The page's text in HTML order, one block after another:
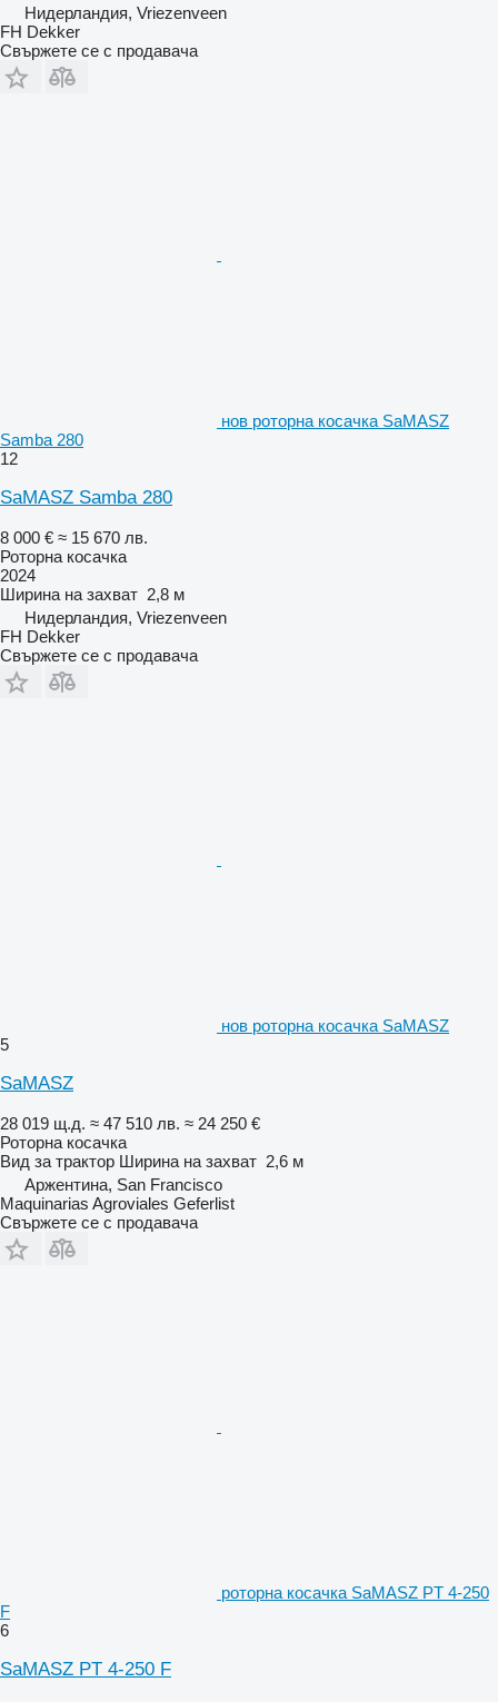
Нидерландия, Vriezenveen
FH Dekker
Свържете се с продавача
нов роторна косачка SaMASZ
Samba 280
12
SaMASZ Samba 280
8 000 € ≈ 15 670 лв.
Роторна косачка
2024
Ширина на захват 2,8 м
Нидерландия, Vriezenveen
FH Dekker
Свържете се с продавача
нов роторна косачка SaMASZ
5
SaMASZ
28 019 щ.д. ≈ 47 510 лв. ≈ 24 250 €
Роторна косачка
Вид за трактор Ширина на захват 2,6 м
Аржентина, San Francisco
Maquinarias Agroviales Geferlist
Свържете се с продавача
роторна косачка SaMASZ PT 4-250
F
6
SaMASZ PT 4-250 F